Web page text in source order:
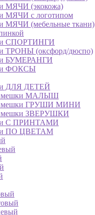
МЯЧИ (экокожа)
МЯЧИ с логотипом
МЯЧИ (мебельные ткани)
СПОРТИНГИ
ТРОНЫ (оксфорд/дюспо)
БУМЕРАНГИ
ФОКСЫ
ДЛЯ ДЕТЕЙ
мешки МАЛЫШ
мешки ГРУШИ МИНИ
мешки ЗВЕРУШКИ
С ПРИНТАМИ
ПО ЦВЕТАМ